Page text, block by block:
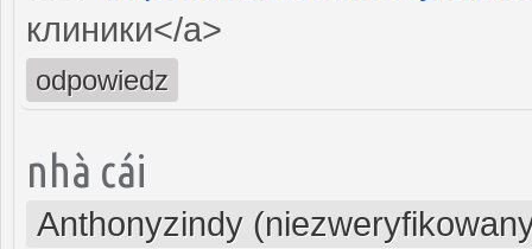
клиники</a>
odpowiedz
nhà cái
Anthonyzindy